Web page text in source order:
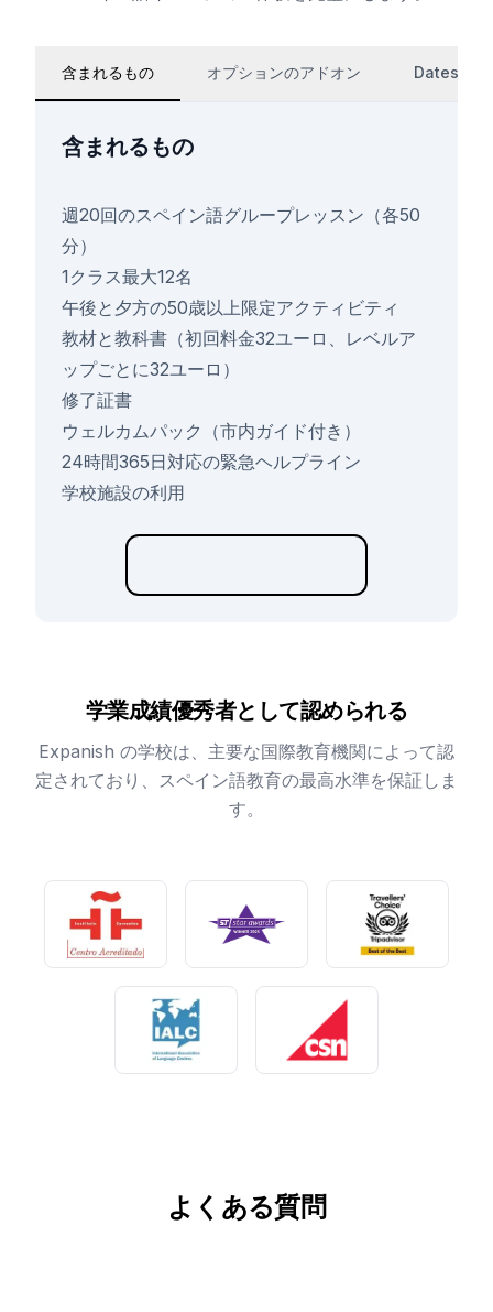
含まれるもの オプションのアドオン Dates
含まれるもの
週20回のスペイン語グループレッスン（各50
分）
1クラス最大12名
午後と夕方の50歳以上限定アクティビティ
教材と教科書（初回料金32ユーロ、レベルア
ップごとに32ユーロ）
修了証書
ウェルカムパック（市内ガイド付き）
24時間365日対応の緊急ヘルプライン
学校施設の利用
学業成績優秀者として認められる
Expanish の学校は、主要な国際教育機関によって認
定されており、スペイン語教育の最高水準を保証しま
す。
よくある質問